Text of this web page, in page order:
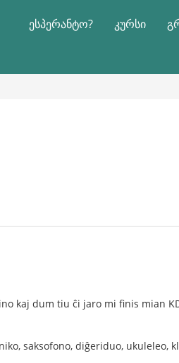
ესპერანტო? კურსი
kaj dum tiu ĉi jaro mi finis mian
saksofono, diĝeriduo, ukuleleo,